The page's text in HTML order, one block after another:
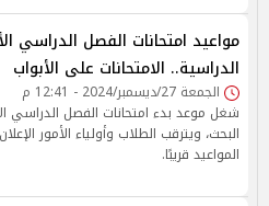
مواعيد امتحانات الفصل الدراسي
الدراسية.. الامتحانات على الأبواب
الجمعة 27/ديسمبر/2024 - 12:41 م
شغل موعد بدء امتحانات الفصل الدراسي
البحث، ويترقب الطلاب وأولياء الأمور
المواعيد قريبًا.